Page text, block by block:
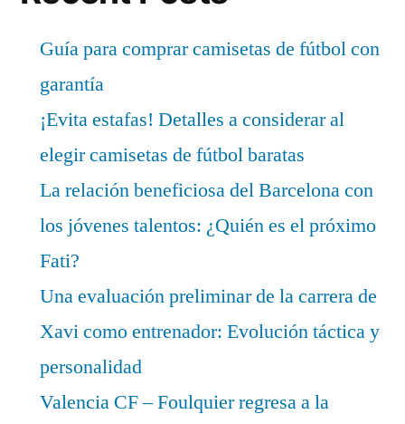
Guía para comprar camisetas de fútbol con
garantía
¡Evita estafas! Detalles a considerar al
elegir camisetas de fútbol baratas
La relación beneficiosa del Barcelona con
los jóvenes talentos: ¿Quién es el próximo
Fati?
Una evaluación preliminar de la carrera de
Xavi como entrenador: Evolución táctica y
personalidad
Valencia CF – Foulquier regresa a la